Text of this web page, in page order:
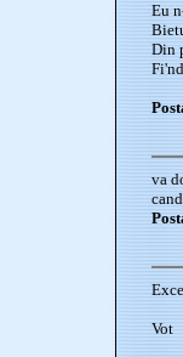
Eu
Din
va
Vot